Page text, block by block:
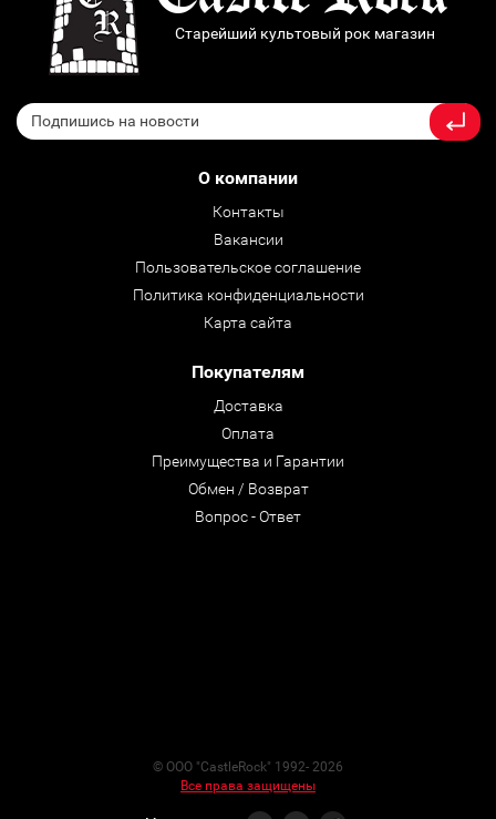
Старейший культовый рок магазин
О компании
Контакты
Вакансии
Пользовательское соглашение
Политика конфиденциальности
Карта сайта
Покупателям
Доставка
Оплата
Преимущества и Гарантии
Обмен / Возврат
Вопрос - Ответ
© ООО "CastleRock" 1992- 2026
Все права защищены